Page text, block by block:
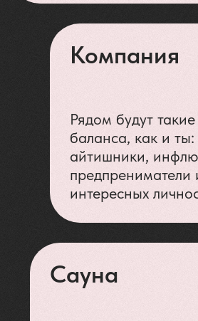
КАК
ПРОЙДУТ
ДНЕЙ
Йога и медитации
Магия утра начинается с асан, а не
с чашечки кофе. Хотя кофе потом все